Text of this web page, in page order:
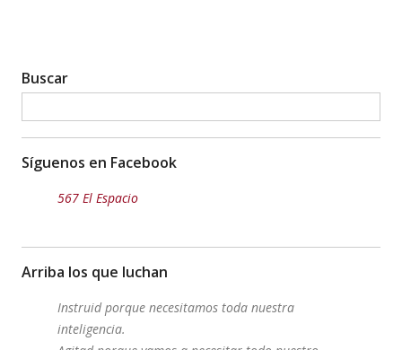
Buscar
Síguenos en Facebook
567 El Espacio
Arriba los que luchan
Instruid porque necesitamos toda nuestra
inteligencia.